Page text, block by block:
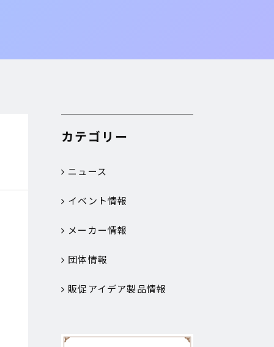
カテゴリー
ニュース
イベント情報
メーカー情報
団体情報
販促アイデア製品情報